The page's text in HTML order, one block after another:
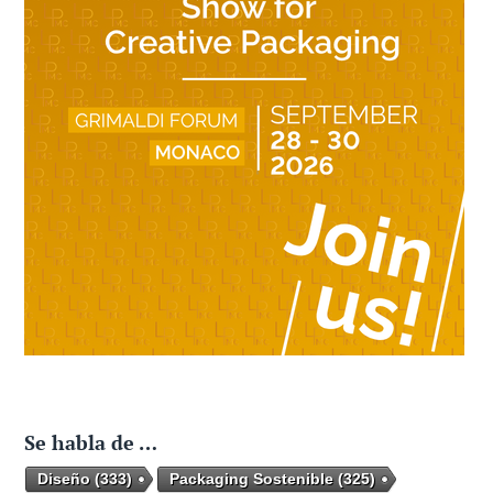
Se habla de …
Diseño (333) Packaging Sostenible(325)